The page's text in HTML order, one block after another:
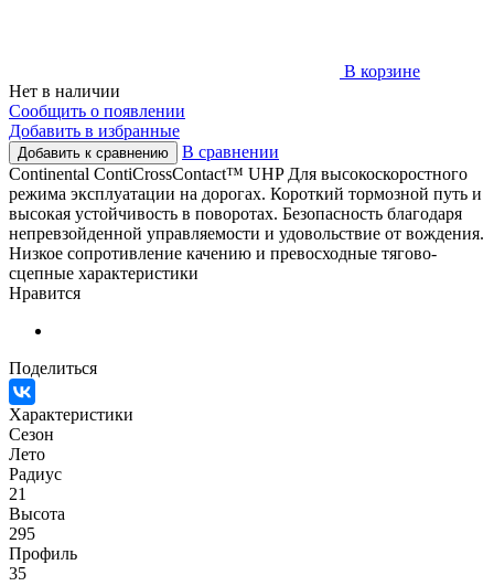
В корзине
Нет в наличии
Сообщить о появлении
Добавить в избранные
Добавить к сравнению
В сравнении
Continental ContiCrossContact™ UHP Для высокоскоростного
режима эксплуатации на дорогах. Короткий тормозной путь и
высокая устойчивость в поворотах. Безопасность благодаря
непревзойденной управляемости и удовольствие от вождения.
Низкое сопротивление качению и превосходные тягово-
сцепные характеристики
Нравится
Поделиться
Характеристики
Сезон
Лето
Радиус
21
Высота
295
Профиль
35